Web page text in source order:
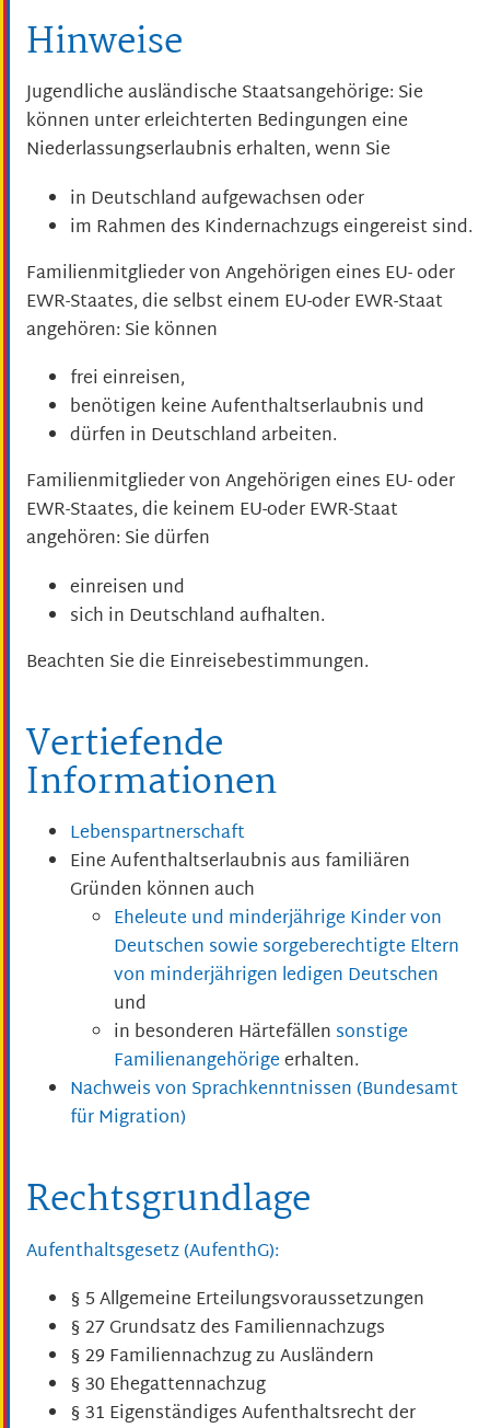
Hinweise
Jugendliche ausländische Staatsangehörige: Sie
können unter erleichterten Bedingungen eine
Niederlassungserlaubnis erhalten, wenn Sie
in Deutschland aufgewachsen oder
im Rahmen des Kindernachzugs eingereist sind.
Familienmitglieder von Angehörigen eines EU- oder
EWR-Staates, die selbst einem EU-oder EWR-Staat
angehören: Sie können
frei einreisen,
benötigen keine Aufenthaltserlaubnis und
dürfen in Deutschland arbeiten.
Familienmitglieder von Angehörigen eines EU- oder
EWR-Staates, die keinem EU-oder EWR-Staat
angehören: Sie dürfen
einreisen und
sich in Deutschland aufhalten.
Beachten Sie die Einreisebestimmungen.
Vertiefende
Informationen
Lebenspartnerschaft
Eine Aufenthaltserlaubnis aus familiären
Gründen können auch
Eheleute und minderjährige Kinder von
Deutschen sowie sorgeberechtigte Eltern
von minderjährigen ledigen Deutschen
und
in besonderen Härtefällen sonstige
Familienangehörigeerhalten.
Nachweis von Sprachkenntnissen (Bundesamt
für Migration)
Rechtsgrundlage
Aufenthaltsgesetz (AufenthG):
§ 5 Allgemeine Erteilungsvoraussetzungen
§ 27 Grundsatz des Familiennachzugs
§ 29 Familiennachzug zu Ausländern
§ 30 Ehegattennachzug
§ 31 Eigenständiges Aufenthaltsrecht der